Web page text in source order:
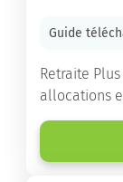
Guide
Retraite
allocations
âgées ont
de retraite